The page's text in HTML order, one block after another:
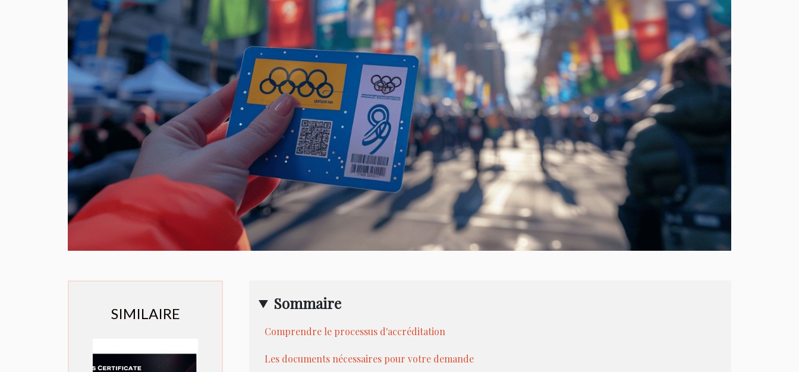
SIMILAIRE
Sommaire
Comprendre le processus d'accréditation
Les documents nécessaires pour votre demande